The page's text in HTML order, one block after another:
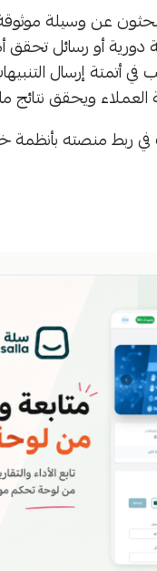
عن وسيلة
أو رسائل تحقق
في أتمتة إرسال
ربط منصته بأنظمة